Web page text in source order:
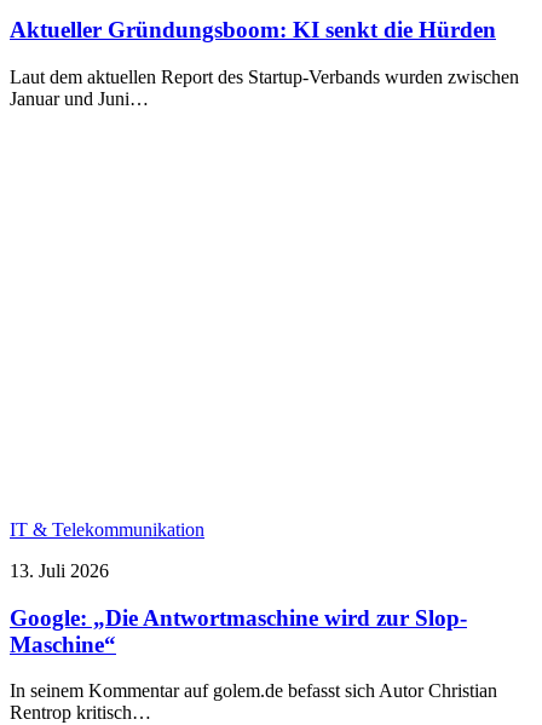
Aktueller Gründungsboom: KI senkt die Hürden
Laut dem aktuellen Report des Startup-Verbands wurden zwischen
Januar und Juni…
IT & Telekommunikation
13. Juli 2026
Google: „Die Antwortmaschine wird zur Slop-
Maschine“
In seinem Kommentar auf golem.de befasst sich Autor Christian
Rentrop kritisch…